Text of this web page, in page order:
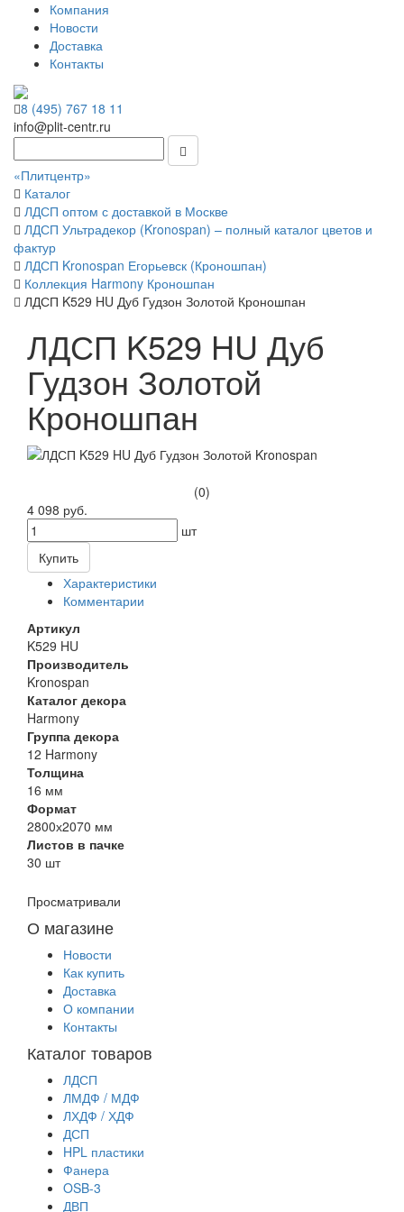
Компания
Новости
Доставка
Контакты
8 (495) 767 18 11
info@plit-centr.ru
«Плитцентр»
Каталог
ЛДСП оптом с доставкой в Москве
ЛДСП Ультрадекор (Kronospan) – полный каталог цветов и
фактур
ЛДСП Kronospan Егорьевск (Кроношпан)
Коллекция Harmony Кроношпан
ЛДСП K529 HU Дуб Гудзон Золотой Кроношпан
ЛДСП K529 HU Дуб
Гудзон Золотой
Кроношпан
(0)
4 098 руб.
шт
Купить
Характеристики
Комментарии
Артикул
K529 HU
Производитель
Kronospan
Каталог декора
Harmony
Группа декора
12 Harmony
Толщина
16 мм
Формат
2800х2070 мм
Листов в пачке
30 шт
Просматривали
О магазине
Новости
Как купить
Доставка
О компании
Контакты
Каталог товаров
ЛДСП
ЛМДФ / МДФ
ЛХДФ / ХДФ
ДСП
HPL пластики
Фанера
OSB-3
ДВП